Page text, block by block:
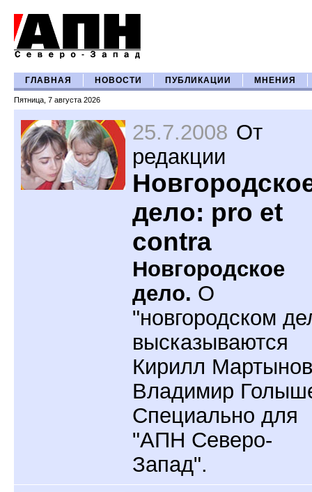
ГЛАВНАЯ НОВОСТИ ПУБЛИКАЦИИ МНЕНИЯ
Пятница, 7 августа 2026
25.7.2008 От
редакции
дело: pro et
contra
Новгородское
дело. О
"новгородском
высказываются
Кирилл
Владимир
Специально для
"АПН Северо-
Запад".